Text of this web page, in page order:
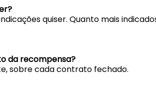
quiser. Quanto mais
da recompensa?
sobre cada contrato fechado.